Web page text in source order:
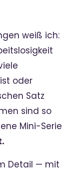
weiß ich:
oder
Satz
sind so
Mini-Serie
Detail — mit